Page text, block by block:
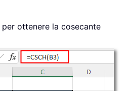
per ottenere la cosecante